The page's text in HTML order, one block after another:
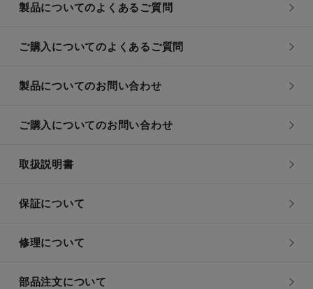
製品についてのよくあるご質問
ご購入についてのよくあるご質問
製品についてのお問い合わせ
ご購入についてのお問い合わせ
取扱説明書
保証について
修理について
部品注文について